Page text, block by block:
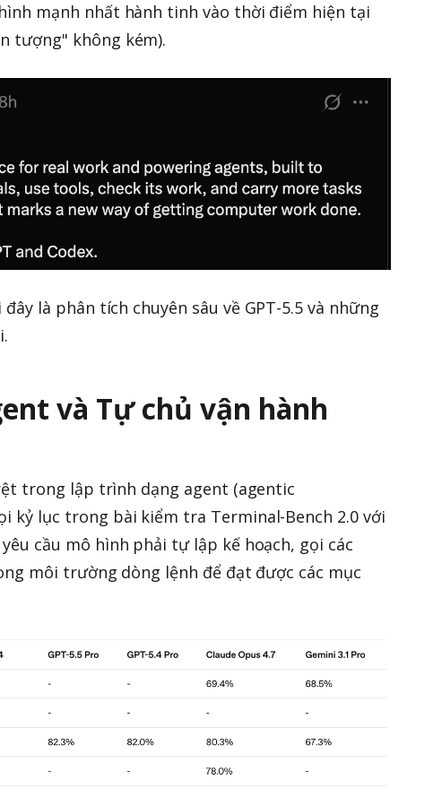
mạnh nhất hành tinh vào thời điểm hiện tại
tượng" không kém).
là phân tích chuyên sâu về GPT-5.5 và những
và Tự chủ vận hành
trong lập trình dạng agent (agentic
kỷ lục trong bài kiểm tra Terminal-Bench 2.0 với
cầu mô hình phải tự lập kế hoạch, gọi các
môi trường dòng lệnh để đạt được các mục